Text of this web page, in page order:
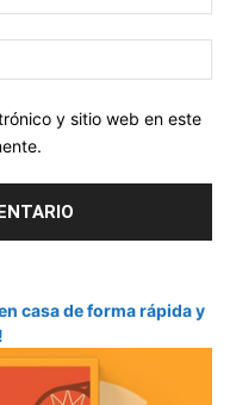
y sitio web en este
casa de forma rápida y